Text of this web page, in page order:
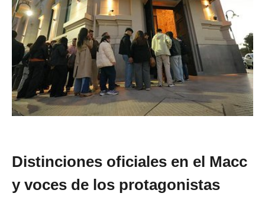
Distinciones oficiales en el Macc
y voces de los protagonistas